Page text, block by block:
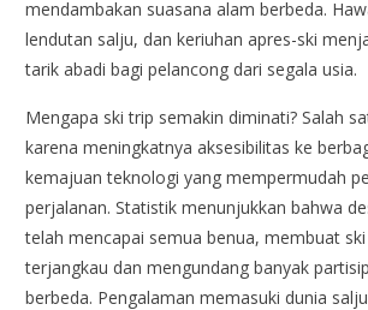
mendambakan suasana alam berbeda.
lendutan salju, dan keriuhan apres-ski
tarik abadi bagi pelancong dari segala usia.
Mengapa ski trip semakin diminati? Salah
karena meningkatnya aksesibilitas ke
kemajuan teknologi yang mempermudah
perjalanan. Statistik menunjukkan bahwa
telah mencapai semua benua, membuat
terjangkau dan mengundang banyak
berbeda. Pengalaman memasuki dunia